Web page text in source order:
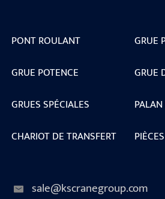
PONT ROULANT
GRUE
GRUE POTENCE
GRUE
GRUES SPÉCIALES
CHARIOT DE TRANSFERT
sale@kscranegroup.com